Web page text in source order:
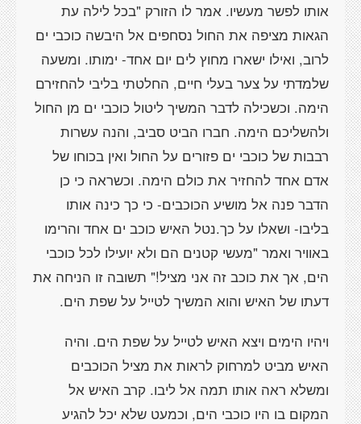
אותו לפשר מעשיו. אמר לו הזורק "בכל לילה עת
הגאות מציפה את החול נסחפים אל היבשה כוכבי ים
לרוב, ואילו ישארו מחוץ לים יום אחד- ימותו. ומשעה
שלמדתי על צער בעלי חיים, החלטתי בליבי להחזירם
הימה. וכשכילה לדבר המשיך ליטול כוכבי ים מן החול
ולהשליכם הימה. חברו הביט סביב, והנה עשרות
רבבות של כוכבי ים פזורים על החול ואין בכוחו של
אדם אחד להחזיר את כולם הימה. וכשראה כי כן
הדבר פנה אל מושיע הכוכבים- כי כך כינה אותו
בליבו- ושאלו על כך.נטל האיש כוכב ים אחד והרימו
באוויר ואמר "מעשי קטנים הם ולא יועילו לכל כוכבי
הים, אך את כוכב זה אני מציל!" תשובה זו הניחה את
דעתו של האיש והוא המשיך לטייל על שפת הים.
ויהיו הימים ויצא האיש לטייל על שפת הים. והיה
האיש מביט למרחוק לראות את מציל הכוכבים
ומשלא ראה אותו תמה אל ליבו. קרב האיש אל
המקום בו היו כוכבי הים, וכמעט שלא יכל להגיע